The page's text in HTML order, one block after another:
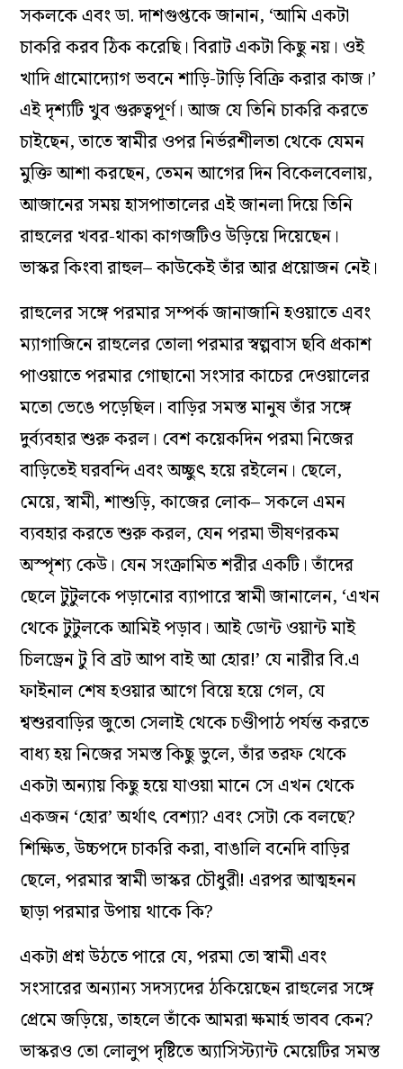
সকলকে এবং ডা. দাশগুপ্তকে জানান, ‘আমি একটা
চাকরি করব ঠিক করেছি। বিরাট একটা কিছু নয়। ওই
খাদি গ্রামোদ্যোগ ভবনে শাড়ি-টাড়ি বিক্রি করার কাজ।’
এই দৃশ্যটি খুব গুরুত্বপূর্ণ। আজ যে তিনি চাকরি করতে
চাইছেন, তাতে স্বামীর ওপর নির্ভরশীলতা থেকে যেমন
মুক্তি আশা করছেন, তেমন আগের দিন বিকেলবেলায়,
আজানের সময় হাসপাতালের এই জানলা দিয়ে তিনি
রাহুলের খবর-থাকা কাগজটিও উড়িয়ে দিয়েছেন।
ভাস্কর কিংবা রাহুল– কাউকেই তাঁর আর প্রয়োজন নেই।
রাহুলের সঙ্গে পরমার সম্পর্ক জানাজানি হওয়াতে এবং
ম্যাগাজিনে রাহুলের তোলা পরমার স্বল্পবাস ছবি প্রকাশ
পাওয়াতে পরমার গোছানো সংসার কাচের দেওয়ালের
মতো ভেঙে পড়েছিল। বাড়ির সমস্ত মানুষ তাঁর সঙ্গে
দুর্ব্যবহার শুরু করল। বেশ কয়েকদিন পরমা নিজের
বাড়িতেই ঘরবন্দি এবং অচ্ছুৎ হয়ে রইলেন। ছেলে,
মেয়ে, স্বামী, শাশুড়ি, কাজের লোক– সকলে এমন
ব্যবহার করতে শুরু করল, যেন পরমা ভীষণরকম
অস্পৃশ্য কেউ। যেন সংক্রামিত শরীর একটি। তাঁদের
ছেলে টুটুলকে পড়ানোর ব্যাপারে স্বামী জানালেন, ‘এখন
থেকে টুটুলকে আমিই পড়াব। আই ডোন্ট ওয়ান্ট মাই
চিলড্রেন টু বি ব্রট আপ বাই আ হোর!’ যে নারীর বি.এ
ফাইনাল শেষ হওয়ার আগে বিয়ে হয়ে গেল, যে
শ্বশুরবাড়ির জুতো সেলাই থেকে চণ্ডীপাঠ পর্যন্ত করতে
বাধ্য হয় নিজের সমস্ত কিছু ভুলে, তাঁর তরফ থেকে
একটা অন্যায় কিছু হয়ে যাওয়া মানে সে এখন থেকে
একজন ‘হোর’ অর্থাৎ বেশ্যা? এবং সেটা কে বলছে?
শিক্ষিত, উচ্চপদে চাকরি করা, বাঙালি বনেদি বাড়ির
ছেলে, পরমার স্বামী ভাস্কর চৌধুরী! এরপর আত্মহনন
ছাড়া পরমার উপায় থাকে কি?
একটা প্রশ্ন উঠতে পারে যে, পরমা তো স্বামী এবং
সংসারের অন্যান্য সদস্যদের ঠকিয়েছেন রাহুলের সঙ্গে
প্রেমে জড়িয়ে, তাহলে তাঁকে আমরা ক্ষমার্হ ভাবব কেন?
ভাস্করও তো লোলুপ দৃষ্টিতে অ্যাসিস্ট্যান্ট মেয়েটির সমস্ত